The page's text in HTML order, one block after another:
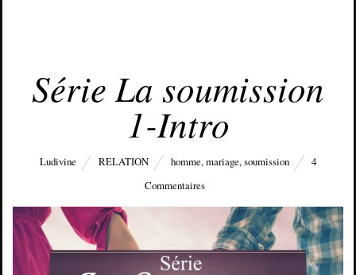
Série La soumission
1-Intro
Ludivine RELATION homme,mariage,soumission
4
Commentaires